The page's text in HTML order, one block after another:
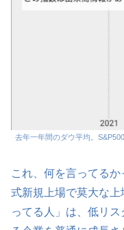
去年一年間のダウ平均。
これ、何を言ってる
式新規上場で莫大な
ってる人」は、低リ